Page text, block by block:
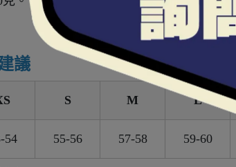
議
S M L
54 55-56 57-58 59-60